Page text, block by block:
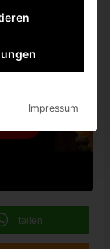
teilen
Impressum